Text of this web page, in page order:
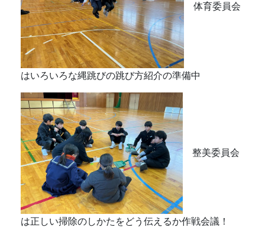
体育委員会
はいろいろな縄跳びの跳び方紹介の準備中
整美委員会
は正しい掃除のしかたをどう伝えるか作戦会議！